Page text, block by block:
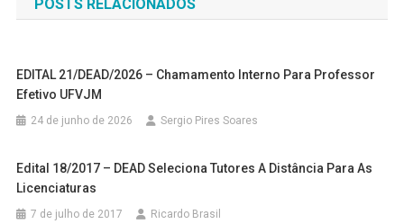
Post
POSTS RELACIONADOS
EDITAL 21/DEAD/2026 – Chamamento Interno Para Professor
Efetivo UFVJM
24 de junho de 2026 Sergio Pires Soares
Edital 18/2017 – DEAD Seleciona Tutores A Distância Para As
Licenciaturas
7 de julho de 2017 Ricardo Brasil